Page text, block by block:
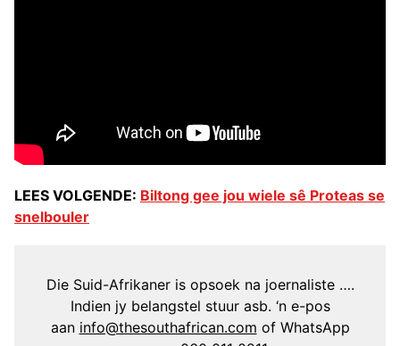
LEES VOLGENDE: Biltong gee jou wiele sê Proteas se
snelbouler
Die Suid-Afrikaner is opsoek na joernaliste ….
Indien jy belangstel stuur asb. ‘n e-pos
aan info@thesouthafrican.com of WhatsApp